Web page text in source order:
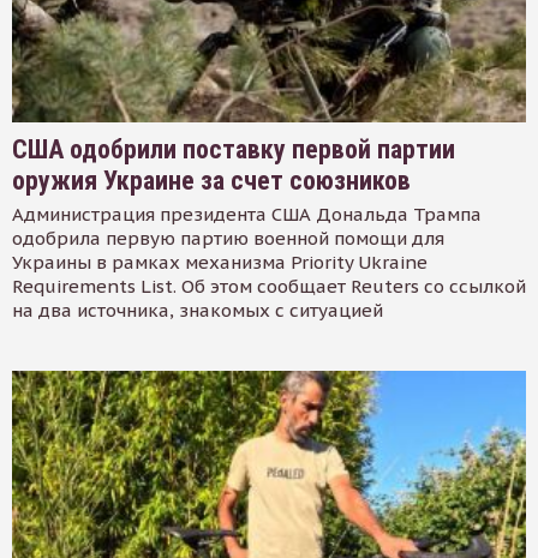
США одобрили поставку первой партии
оружия Украине за счет союзников
Администрация президента США Дональда Трампа
одобрила первую партию военной помощи для
Украины в рамках механизма Priority Ukraine
Requirements List. Об этом сообщает Reuters со ссылкой
на два источника, знакомых с ситуацией